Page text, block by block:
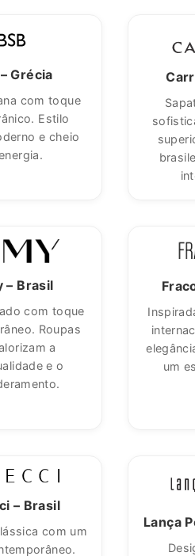
aproveite:
10% de
compra superior a
Grécia
com toque
Estilo
e cheio
– Brasil
com toque
Roupas
a
e o
um
– Brasil
com um
Lança